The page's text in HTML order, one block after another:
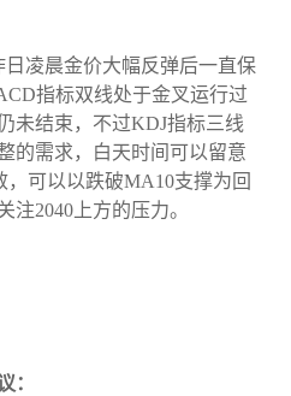
凌晨金价大幅反弹后一直保
指标双线处于金叉运行过
未结束，不过KDJ指标三线
的需求，白天时间可以留意
可以以跌破MA10支撑为回
注2040上方的压力。
：